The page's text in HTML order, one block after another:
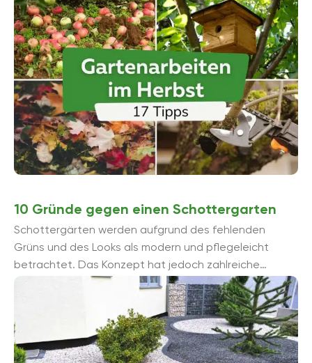
10 Gründe gegen einen Schottergarten
Schottergärten werden aufgrund des fehlenden
Grüns und des Looks als modern und pflegeleicht
betrachtet. Das Konzept hat jedoch zahlreiche
Nachteile, die sich vor allem auf die Umwelt auswirken.